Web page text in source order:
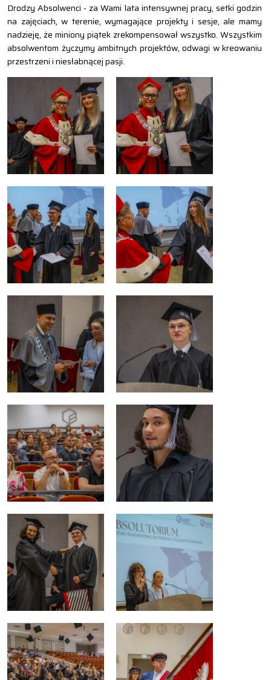
Drodzy Absolwenci - za Wami lata intensywnej pracy, setki godzin
na zajęciach, w terenie, wymagające projekty i sesje, ale mamy
nadzieję, że miniony piątek zrekompensował wszystko. Wszystkim
absolwentom życzymy ambitnych projektów, odwagi w kreowaniu
przestrzeni i niesłabnącej pasji.